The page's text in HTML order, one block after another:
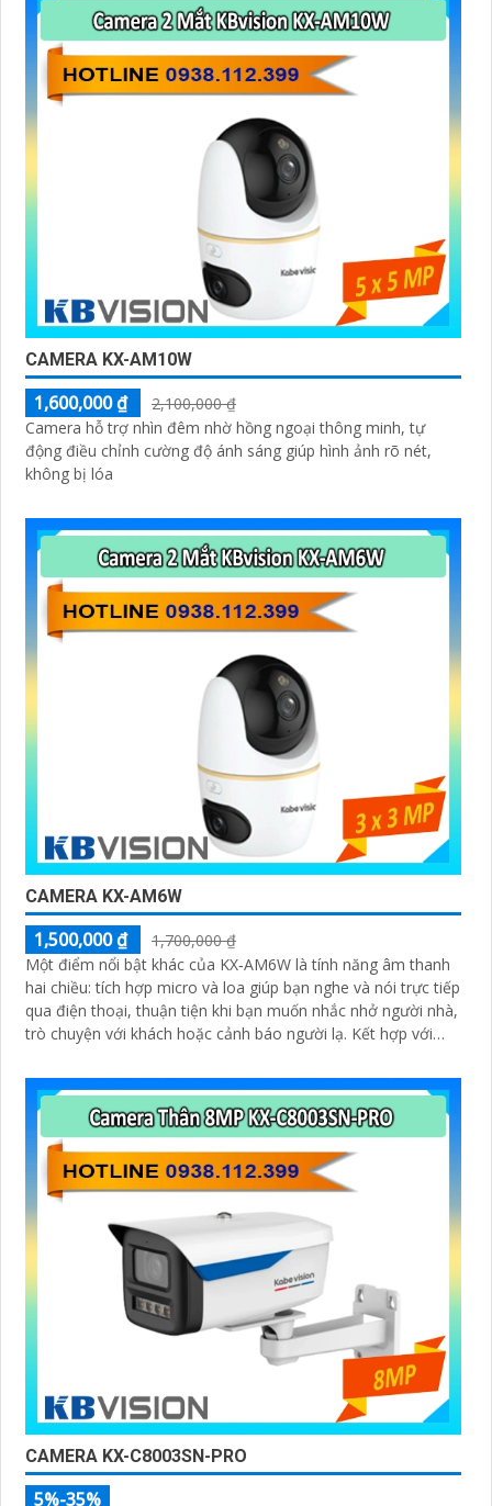
CAMERA KX-AM10W
1,600,000 ₫
2,100,000 ₫
Camera hỗ trợ nhìn đêm nhờ hồng ngoại thông minh, tự
động điều chỉnh cường độ ánh sáng giúp hình ảnh rõ nét,
không bị lóa
CAMERA KX-AM6W
1,500,000 ₫
1,700,000 ₫
Một điểm nổi bật khác của KX‑AM6W là tính năng âm thanh
hai chiều: tích hợp micro và loa giúp bạn nghe và nói trực tiếp
qua điện thoại, thuận tiện khi bạn muốn nhắc nhở người nhà,
trò chuyện với khách hoặc cảnh báo người lạ. Kết hợp với
sự là giải pháp giám sát thông minh, gọn nhẹ mà vô cùng
hiệu quả
CAMERA KX-C8003SN-PRO
5%-35%